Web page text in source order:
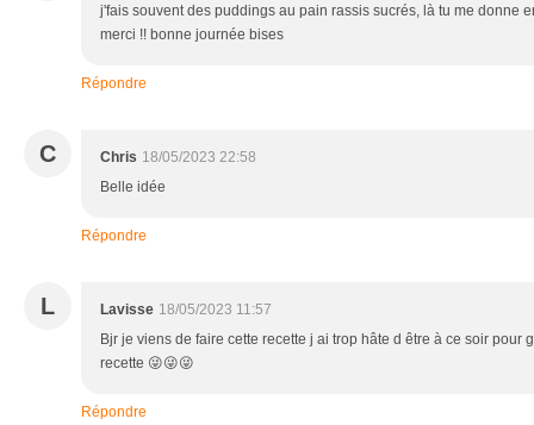
j'fais souvent des puddings au pain rassis sucrés, là tu me donne
merci !! bonne journée bises
Répondre
C Chris 18/05/2023 22:58
Belle idée
Répondre
L Lavisse 18/05/2023 11:57
Bjr je viens de faire cette recette j ai trop hâte d être à ce soir pour
recette 😜😜😜
Répondre